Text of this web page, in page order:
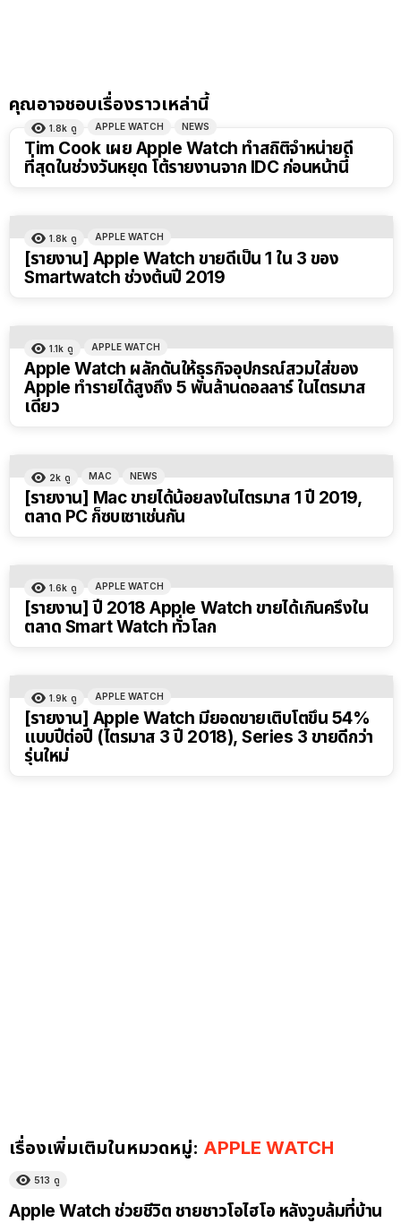
คุณอาจชอบเรื่องราวเหล่านี้
1.8k ดู APPLE WATCH NEWS
Tim Cook เผย Apple Watch ทำสถิติจำหน่ายดี
ที่สุดในช่วงวันหยุด โต้รายงานจาก IDC ก่อนหน้านี้
1.8k ดู APPLE WATCH
[รายงาน] Apple Watch ขายดีเป็น 1 ใน 3 ของ
Smartwatch ช่วงต้นปี 2019
1.1k ดู APPLE WATCH
Apple Watch ผลักดันให้ธุรกิจอุปกรณ์สวมใส่ของ
Apple ทำรายได้สูงถึง 5 พันล้านดอลลาร์ ในไตรมาส
เดียว
2k ดู MAC NEWS
[รายงาน] Mac ขายได้น้อยลงในไตรมาส 1 ปี 2019,
ตลาด PC ก็ซบเซาเช่นกัน
1.6k ดู APPLE WATCH
[รายงาน] ปี 2018 Apple Watch ขายได้เกินครึ่งใน
ตลาด Smart Watch ทั่วโลก
1.9k ดู APPLE WATCH
[รายงาน] Apple Watch มียอดขายเติบโตขึ้น 54%
แบบปีต่อปี (ไตรมาส 3 ปี 2018), Series 3 ขายดีกว่า
รุ่นใหม่
เรื่องเพิ่มเติมในหมวดหมู่: APPLE WATCH
513 ดู
Apple Watch ช่วยชีวิต ชายชาวโอไฮโอ หลังวูบล้มที่บ้าน